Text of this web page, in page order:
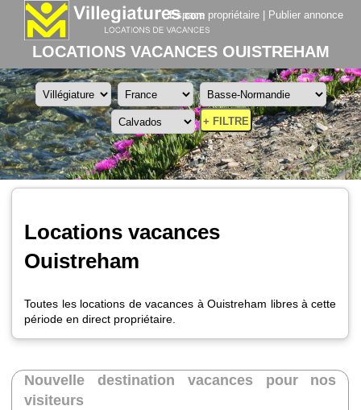
Espace propriétaire Publier annonce
LOCATIONS VACANCES OUISTREHAM
+ FILTRE
Locations vacances
Ouistreham
Toutes les locations de vacances à Ouistreham libres à cette
période en direct propriétaire.
Nouvelle destination vacances pour nos
visiteurs